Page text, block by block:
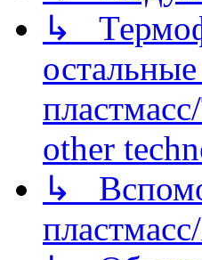
↳
other
↳